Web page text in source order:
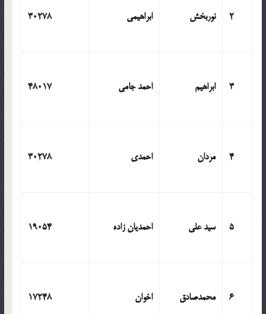
2 نوربخش ابراهیمی 30278
3 ابراهیم احمد جامی 48017
4 مردان احمدی 30278
5 سید علی احمدیان زاده 19054
6 محمدصادق اخوان 17248